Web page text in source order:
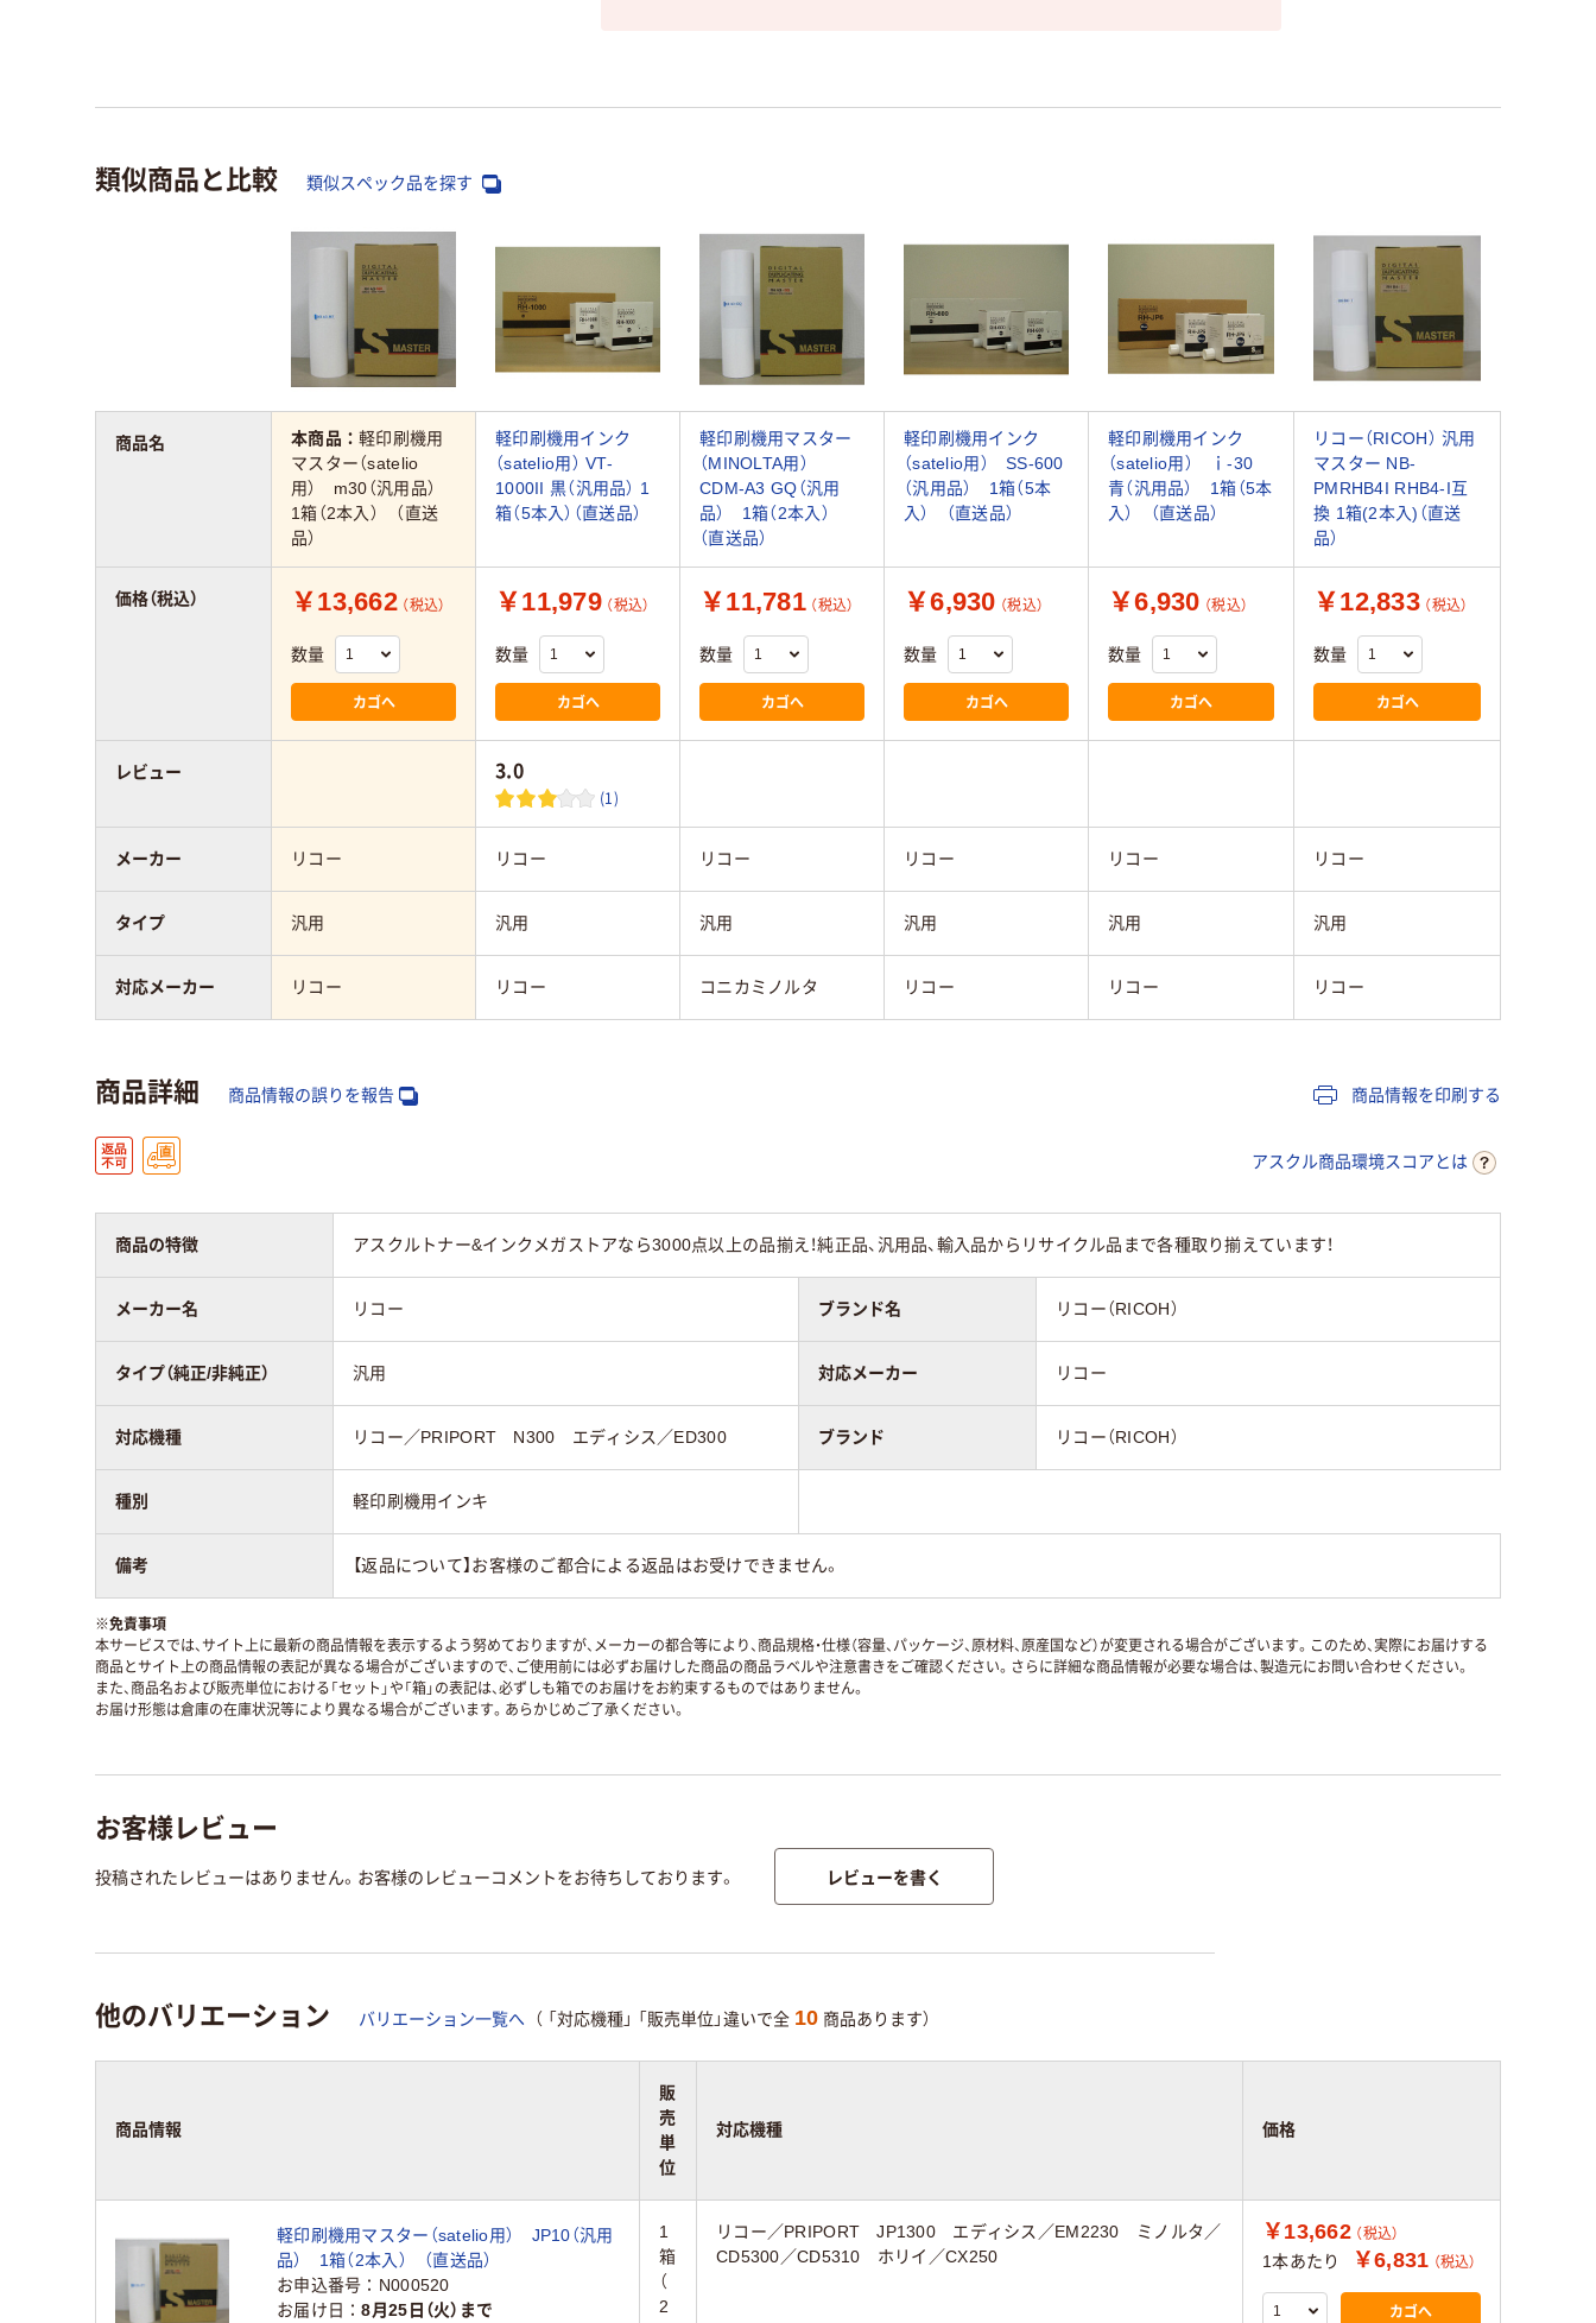
類似商品と比較 類似スペック品を探す
商品名 本商品：軽印刷機用
マスター（satelio
用） m30（汎用品）
1箱（2本入） （直送
品）
軽印刷機用インク
（satelio用） VT-
1000II 黒（汎用品） 1
箱（5本入）（直送品）
軽印刷機用マスター
（MINOLTA用）
CDM-A3 GQ（汎用
品） 1箱（2本入）
（直送品）
軽印刷機用インク
（satelio用） SS-600
（汎用品） 1箱（5本
入） （直送品）
軽印刷機用インク
（satelio用） ｉ-30
青（汎用品） 1箱（5本
入） （直送品）
リコー（RICOH） 汎用
マスター NB-
PMRHB4I RHB4-I互
換 1箱(2本入)（直送
品）
価格（税込） ￥13,662 （税込）
数量
カゴへ
￥11,979 （税込）
数量
カゴへ
￥11,781 （税込）
数量
カゴへ
￥6,930 （税込）
数量
カゴへ
￥6,930 （税込）
数量
カゴへ
￥12,833 （税込）
数量
カゴへ
レビュー 3.0
(1)
メーカー リコー リコー リコー リコー リコー リコー
タイプ 汎用 汎用 汎用 汎用 汎用 汎用
対応メーカー リコー リコー コニカミノルタ リコー リコー リコー
商品詳細 商品情報の誤りを報告 商品情報を印刷する
アスクル商品環境スコアとは
商品の特徴 アスクルトナー&インクメガストアなら3000点以上の品揃え！純正品、汎用品、輸入品からリサイクル品まで各種取り揃えています！
メーカー名 リコー ブランド名 リコー（RICOH）
タイプ（純正/非純正） 汎用 対応メーカー リコー
対応機種 リコー／PRIPORT N300 エディシス／ED300 ブランド リコー（RICOH）
種別 軽印刷機用インキ
備考 【返品について】お客様のご都合による返品はお受けできません。
※免責事項
本サービスでは、サイト上に最新の商品情報を表示するよう努めておりますが、メーカーの都合等により、商品規格・仕様（容量、パッケージ、原材料、原産国など）が変更される場合がございます。このため、実際にお届けする
商品とサイト上の商品情報の表記が異なる場合がございますので、ご使用前には必ずお届けした商品の商品ラベルや注意書きをご確認ください。さらに詳細な商品情報が必要な場合は、製造元にお問い合わせください。
また、商品名および販売単位における「セット」や「箱」の表記は、必ずしも箱でのお届けをお約束するものではありません。
お届け形態は倉庫の在庫状況等により異なる場合がございます。あらかじめご了承ください。
お客様レビュー
投稿されたレビューはありません。お客様のレビューコメントをお待ちしております。 レビューを書く
他のバリエーション バリエーション一覧へ （ 「対応機種」 「販売単位」違いで全 10 商品あります）
商品情報
販
売
単
位
対応機種 価格
軽印刷機用マスター（satelio用） JP10（汎用
品） 1箱（2本入） （直送品）
お申込番号
N000520
お届け日
8月25日（火）まで
1
箱
（
2
リコー／PRIPORT JP1300 エディシス／EM2230 ミノルタ／
CD5300／CD5310 ホリイ／CX250
￥13,662 （税込）
1本あたり ￥6,831 （税込）
カゴへ